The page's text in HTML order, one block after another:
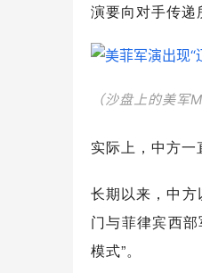
演要向对手传递
（沙盘上的美军
实际上，中方一
长期以来，中
门与菲律宾西
模式”。